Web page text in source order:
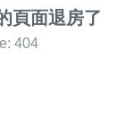
頁面退房了
404